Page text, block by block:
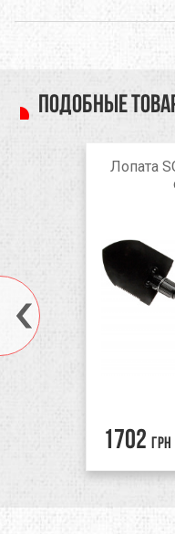
Подобные
Лопата
1702 грн